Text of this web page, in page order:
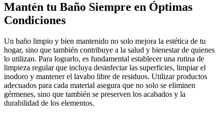
Mantén tu Baño Siempre en Óptimas
Condiciones
Un baño limpio y bien mantenido no solo mejora la estética de tu
hogar, sino que también contribuye a la salud y bienestar de quienes
lo utilizan. Para lograrlo, es fundamental establecer una rutina de
limpieza regular que incluya desinfectar las superficies, limpiar el
inodoro y mantener el lavabo libre de residuos. Utilizar productos
adecuados para cada material asegura que no solo se eliminen
gérmenes, sino que también se preserven los acabados y la
durabilidad de los elementos.